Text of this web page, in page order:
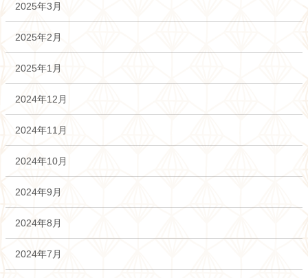
2025年3月
2025年2月
2025年1月
2024年12月
2024年11月
2024年10月
2024年9月
2024年8月
2024年7月